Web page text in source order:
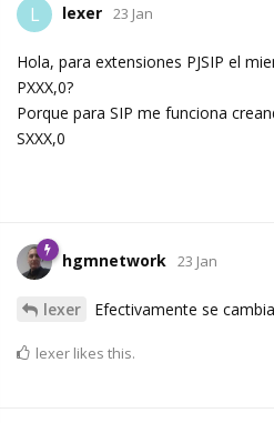
L lexer 23 Jan
Hola, para extensiones PJSIP el
PXXX,0?
Porque para SIP me funciona
SXXX,0
hgmnetwork 23 Jan
lexer Efectivamente se
lexer likes this.